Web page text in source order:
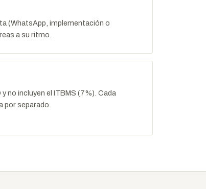
(WhatsApp, implementación o
a su ritmo.
no incluyen el ITBMS (7%). Cada
por separado.